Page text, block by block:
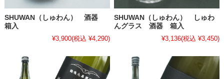
SHUWAN（しゅわん） 酒器
箱入
¥3,900(税込 ¥4,290)
SHUWAN（しゅわん） しゅわ
んグラス 酒器 箱入
¥3,136(税込 ¥3,450)